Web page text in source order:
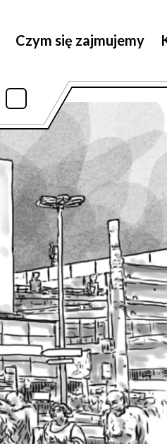
Czym się zajmujemy
•